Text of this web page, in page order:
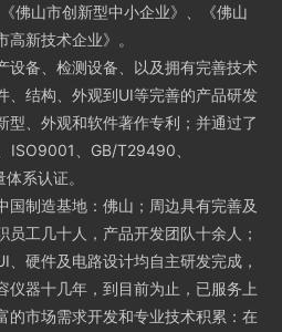
佛山市创新型中小企业》、《佛山
新技术企业》。
设备、检测设备、以及拥有完善技术
、结构、外观到UI等完善的产品研发
型、外观和软件著作专利；并通过了
ISO9001、GB/T29490、
系认证。
国制造基地：佛山；周边具有完善及
工几十人，产品开发团队十余人；
、硬件及电路设计均自主研发完成，
仪器十几年，到目前为止，已服务上
的市场需求开发和专业技术积累：在